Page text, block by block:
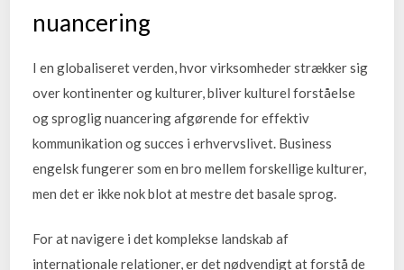
nuancering
I en globaliseret verden, hvor virksomheder strækker sig
over kontinenter og kulturer, bliver kulturel forståelse
og sproglig nuancering afgørende for effektiv
kommunikation og succes i erhvervslivet. Business
engelsk fungerer som en bro mellem forskellige kulturer,
men det er ikke nok blot at mestre det basale sprog.
For at navigere i det komplekse landskab af
internationale relationer, er det nødvendigt at forstå de